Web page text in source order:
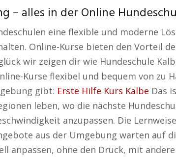
– alles in der Online
eine flexible und moderne
Online-Kurse bieten den Vorteil
wir zeigen dir wie Hundeschule
Kurse flexibel und bequem von zu
gibt: Erste Hilfe Kurs Kalbe Das
leben, wo die nächste
anzupassen. Die
aus der Umgebung warten auf
anpassen, ohne den Druck, mit